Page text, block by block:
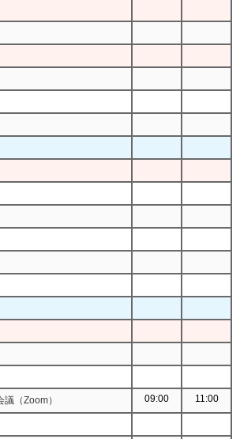
（Zoom） 09:00 11:00